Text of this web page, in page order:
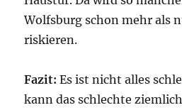
Wolfsburg schon mehr als
riskieren.
Fazit:Es ist nicht alles
kann das schlechte